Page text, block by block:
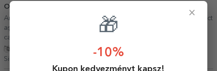
O alegere foarte buna
Am comandat această cutie cu mesaj personalizat care a ieșit exact
așa cum mi-am dorit. A fost alegerea potrivită pentru a întregi
cadoul pregătit cu mare drag. Mulțumesc, StarGift!
Simona,
×
🎁
-10%
Kupon kedvezményt kapsz!